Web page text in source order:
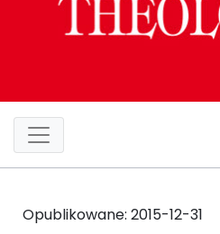
Opublikowane: 2015-12-31